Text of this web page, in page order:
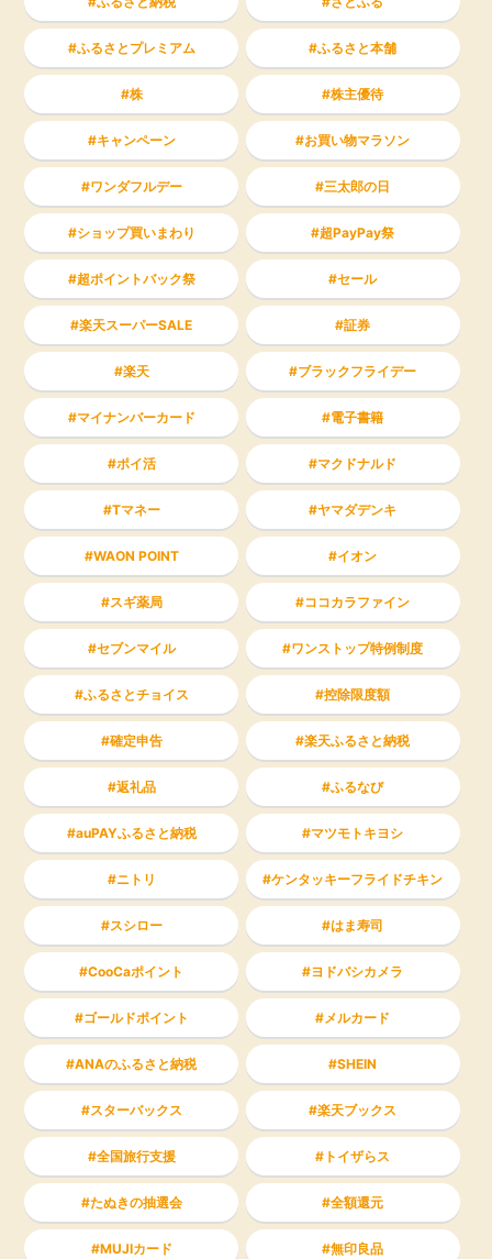
ふるさとプレミアム ふるさと本舗
株 株主優待
キャンペーン お買い物マラソン
ワンダフルデー 三太郎の日
ショップ買いまわり 超PayPay祭
超ポイントバック祭 セール
楽天スーパーSALE 証券
楽天 ブラックフライデー
マイナンバーカード 電子書籍
ポイ活 マクドナルド
Tマネー ヤマダデンキ
WAON POINT イオン
スギ薬局 ココカラファイン
セブンマイル ワンストップ特例制度
ふるさとチョイス 控除限度額
確定申告 楽天ふるさと納税
返礼品 ふるなび
auPAYふるさと納税 マツモトキヨシ
ニトリ ケンタッキーフライドチキン
スシロー はま寿司
CooCaポイント ヨドバシカメラ
ゴールドポイント メルカード
ANAのふるさと納税 SHEIN
スターバックス 楽天ブックス
全国旅行支援 トイザらス
たぬきの抽選会 全額還元
MUJIカード 無印良品